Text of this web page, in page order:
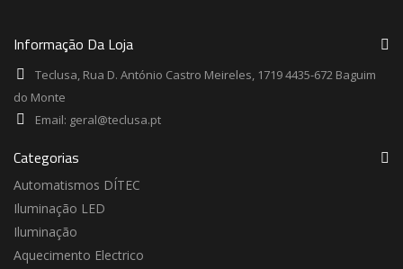
Informação Da Loja
Teclusa, Rua D. António Castro Meireles, 1719 4435-672 Baguim
do Monte
Email: geral@teclusa.pt
Categorias
Automatismos DÍTEC
Iluminação LED
Iluminação
Aquecimento Electrico